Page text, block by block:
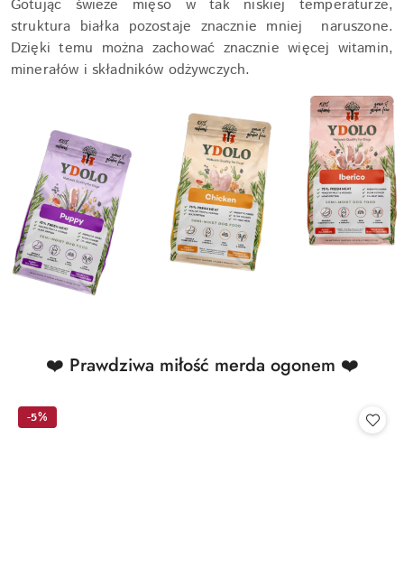
Gotując świeże mięso w tak niskiej temperaturze,
struktura białka pozostaje znacznie mniej naruszone.
Dzięki temu można zachować znacznie więcej witamin,
minerałów i składników odżywczych.
Pomiń karuzelę produktów
Produkty
statusie:
❤️ Prawdziwa miłość merda ogonem ❤️
-5%